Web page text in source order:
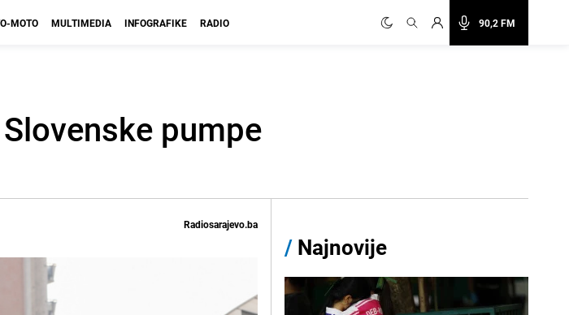
90,2 FM
MOTO MULTIMEDIA INFOGRAFIKE RADIO
pumpe
Radiosarajevo.ba
/ Najnovije